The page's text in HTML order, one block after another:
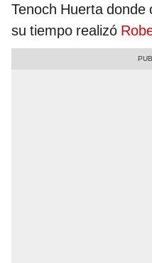
Tenoch Huerta donde
su tiempo realizó